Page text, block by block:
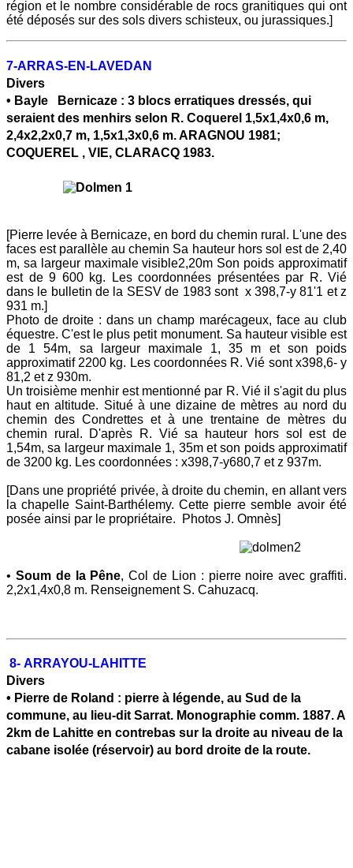
région et le nombre considérable de rocs granitiques qui ont
été déposés sur des sols divers schisteux, ou jurassiques.]
7-ARRAS-EN-LAVEDAN
Divers
• Bayle Bernicaze : 3 blocs erratiques dressés, qui
seraient des menhirs selon R. Coquerel 1,5x1,4x0,6 m,
2,4x2,2x0,7 m, 1,5x1,3x0,6 m. ARAGNOU 1981;
COQUEREL , VIE, CLARACQ 1983.
[Pierre levée à Bernicaze, en bord du chemin rural. L'une des
faces est parallèle au chemin Sa hauteur hors sol est de 2,40
m, sa largeur maximale visible2,20m Son poids approximatif
est de 9 600 kg. Les coordonnées présentées par R. Vié
dans le bulletin de la SESV de 1983 sont x 398,7-y 81'1 et z
931 m.]
Photo de droite : dans un champ marécageux, face au club
équestre. C'est le plus petit monument. Sa hauteur visible est
de 1 54m, sa largeur maximale 1, 35 m et son poids
approximatif 2200 kg. Les coordonnées R. Vié sont x398,6- y
81,2 et z 930m.
Un troisième menhir est mentionné par R. Vié il s'agit du plus
haut en altitude. Situé à une dizaine de mètres au nord du
chemin des Condrettes et à une trentaine de mètres du
chemin rural. D'après R. Vié sa hauteur hors sol est de
1,54m, sa largeur maximale 1, 35m et son poids approximatif
de 3200 kg. Les coordonnées : x398,7-y680,7 et z 937m.
[Dans une propriété privée, à droite du chemin, en allant vers
la chapelle Saint-Barthélemy. Cette pierre semble avoir été
posée ainsi par le propriétaire. Photos J. Omnès]
• Soum de la Pêne, Col de Lion : pierre noire avec graffiti.
2,2x1,4x0,8 m. Renseignement S. Cahuzacq.
8- ARRAYOU-LAHITTE
Divers
• Pierre de Roland : pierre à légende, au Sud de la
commune, au lieu-dit Sarrat. Monographie comm. 1887. A
2km de Lahitte en contrebas sur la droite au niveau de la
cabane isolée (réservoir) au bord droite de la route.